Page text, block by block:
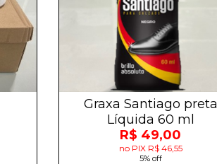
Graxa Santiago preta
Líquida 60 ml
R$ 49,00
no PIX R$ 46,55
5% off